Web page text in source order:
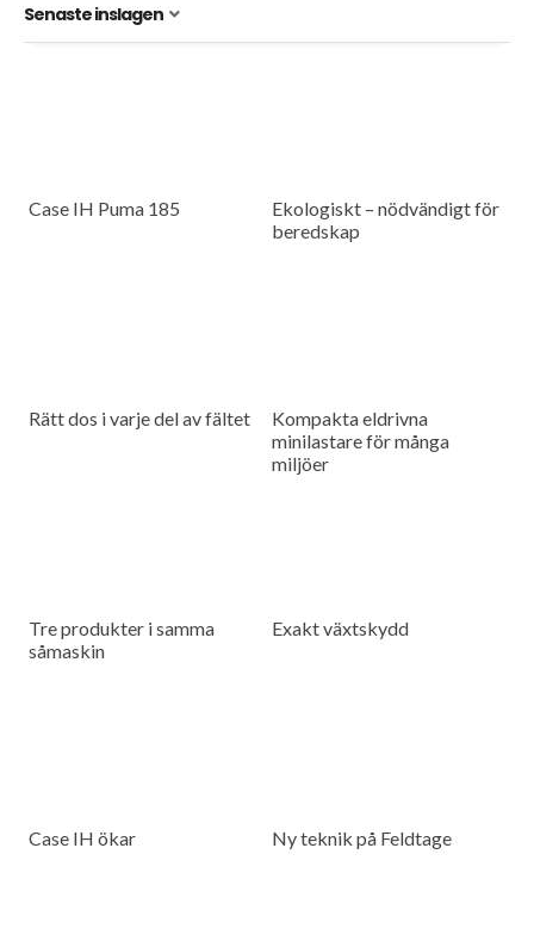
Senaste inslagen
Case IH Puma 185
Ekologiskt – nödvändigt för
beredskap
Rätt dos i varje del av fältet
Kompakta eldrivna
minilastare för många
miljöer
Tre produkter i samma
såmaskin
Exakt växtskydd
Case IH ökar Ny teknik på Feldtage